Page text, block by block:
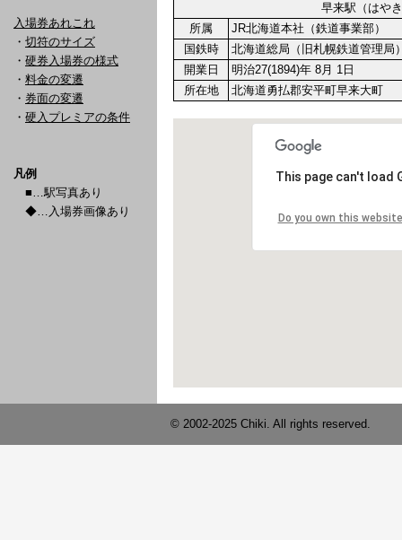
入場券あれこれ
・ 切符のサイズ
・ 硬券入場券の様式
・ 料金の変遷
・ 券面の変遷
・ 硬入プレミアの条件
凡例
■…駅写真あり
◆…入場券画像あり
早来駅（は
所属
JR北海道本社（鉄道事業部）
国鉄時
北海道総局（旧札幌鉄道管理
開業日
明治27(1894)年 8月 1日
所在地
北海道勇払郡安平町早来大町
© 2002-2025 Chiki. All rights reserved.